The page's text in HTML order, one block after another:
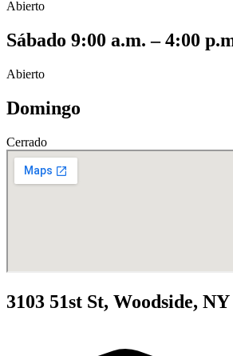
Abierto
Sábado 9:00 a.m. – 4:00
Abierto
Domingo
Cerrado
3103 51st St, Woodside, NY